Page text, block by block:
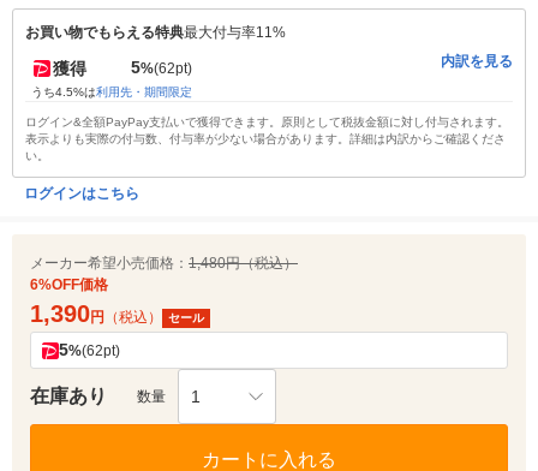
お買い物でもらえる特典最大付与率11%
獲得 5%(62pt)
うち4.5%は利用先・期間限定
内訳を見る
ログイン&全額PayPay支払いで獲得できます。原則として税抜金額に対し付与されます。
表示よりも実際の付与数、付与率が少ない場合があります。詳細は内訳からご確認くださ
い。
ログインはこちら
メーカー希望小売価格： 1,480円（税込）
6%OFF価格
1,390円 （税込） セール
5%(62pt)
在庫あり 数量 1
カートに入れる